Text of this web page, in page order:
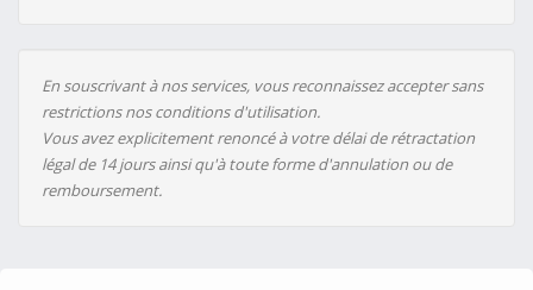
En souscrivant à nos services, vous reconnaissez accepter sans
restrictions nos conditions d'utilisation.
Vous avez explicitement renoncé à votre délai de rétractation
légal de 14 jours ainsi qu'à toute forme d'annulation ou de
remboursement.